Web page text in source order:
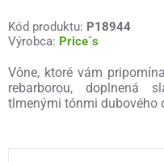
Kód produktu: P18944
Výrobca: Price´s
Vône, ktoré vám
rebarborou, doplnená
tlmenými tónmi dubového